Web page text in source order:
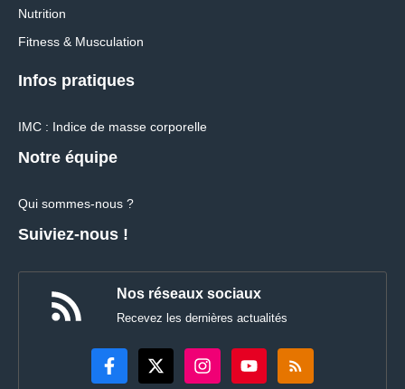
Nutrition
Fitness & Musculation
Infos pratiques
IMC : Indice de masse corporelle
Notre équipe
Qui sommes-nous ?
Suiviez-nous !
Nos réseaux sociaux
Recevez les dernières actualités